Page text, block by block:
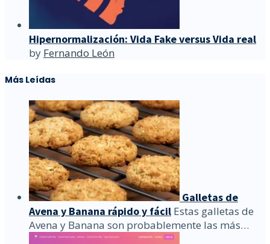
Hipernormalización: Vida Fake versus Vida real
by Fernando León
Más Leídas
Galletas de
Avena y Banana rápido y fácil Estas galletas de
Avena y Banana son probablemente las más…